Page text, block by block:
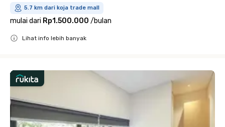
5.7 km dari koja trade mall
mulai dari Rp1.500.000 /bulan
Lihat info lebih banyak